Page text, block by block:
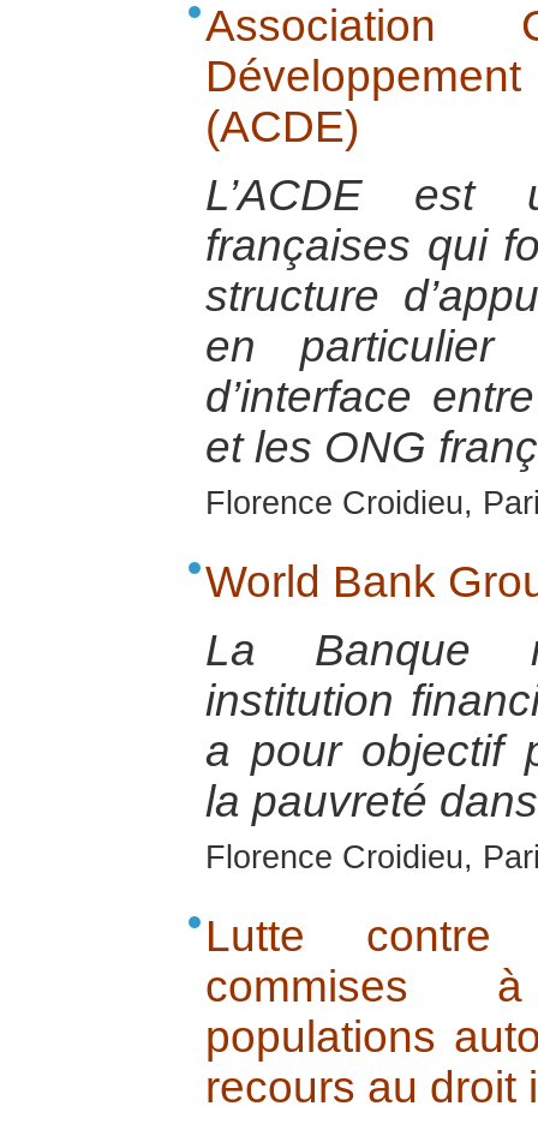
(ACDE)
L’ACDE est
françaises qui
structure
en
d’interface
et les ONG
Florence Croidieu,
World Bank
La Banque
institution
a pour objectif
la pauvreté
Florence Croidieu,
Lutte contre
commises
populations
recours au droit